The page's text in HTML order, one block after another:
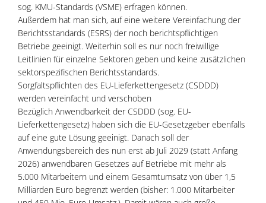
sog. KMU-Standards (VSME) erfragen können.
Außerdem hat man sich, auf eine weitere Vereinfachung der
Berichtsstandards (ESRS) der noch berichtspflichtigen
Betriebe geeinigt. Weiterhin soll es nur noch freiwillige
Leitlinien für einzelne Sektoren geben und keine zusätzlichen
sektorspezifischen Berichtsstandards.
Sorgfaltspflichten des EU-Lieferkettengesetz (CSDDD)
werden vereinfacht und verschoben
Bezüglich Anwendbarkeit der CSDDD (sog. EU-
Lieferkettengesetz) haben sich die EU-Gesetzgeber ebenfalls
auf eine gute Lösung geeinigt. Danach soll der
Anwendungsbereich des nun erst ab Juli 2029 (statt Anfang
2026) anwendbaren Gesetzes auf Betriebe mit mehr als
5.000 Mitarbeitern und einem Gesamtumsatz von über 1,5
Milliarden Euro begrenzt werden (bisher: 1.000 Mitarbeiter